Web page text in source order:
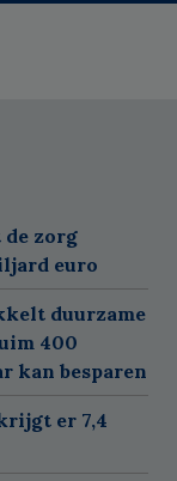
zorg
euro
duurzame
400
kan besparen
er 7,4